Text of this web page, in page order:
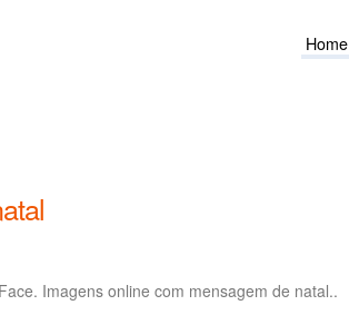
Home
Imagens online com mensagem de natal..